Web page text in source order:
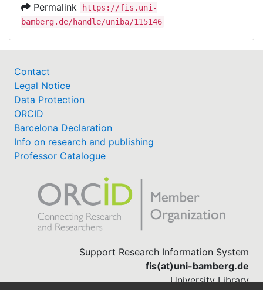
Permalink
https://fis.uni-
bamberg.de/handle/uniba/115146
Contact
Legal Notice
Data Protection
ORCID
Barcelona Declaration
Info on research and publishing
Professor Catalogue
Support Research Information System
fis(at)uni-bamberg.de
University Library